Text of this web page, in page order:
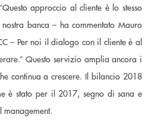
approccio al cliente è lo stesso
banca – ha commentato Mauro
– Per noi il dialogo con il cliente è al
Questo servizio amplia ancora i
continua a crescere. Il bilancio 2018
è stato per il 2017, segno di sana e
management.